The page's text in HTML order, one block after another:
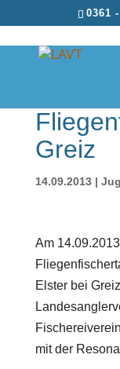
0361
Greiz
14.09.2013|
Am
Elster bei
mit der